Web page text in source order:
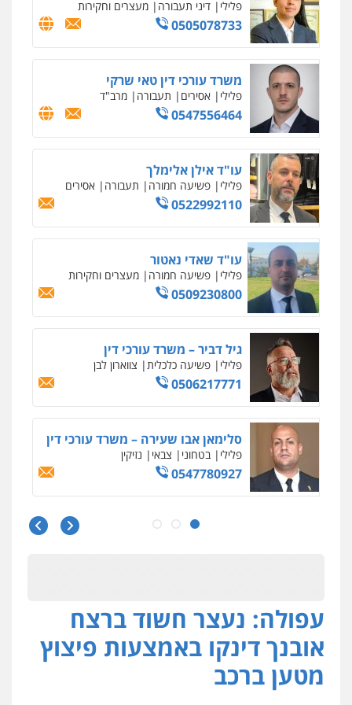
פלילי דיני תעבורה מעצרים וחקירות
0505078733
משרד עורכי דין טאי שרקי
פלילי אסירים תעבורה מרב"ד
0547556464
עו"ד אילן אלימלך
פלילי פשיעה חמורה תעבורה אסירים
0522992110
עו"ד שאדי נאטור
פלילי פשיעה חמורה מעצרים וחקירות
0509230800
גיל דביר – משרד עורכי דין
פלילי פשיעה כלכלית צווארון לבן
0506217771
סלימאן אבו שעירה – משרד עורכי דין
פלילי בטחוני צבאי נזיקין
0547780927
עו"ד אסף גונן
מעצרים
גל דהן – משרד עורך דין פלילי
פלילי פשיעה חמורה סמים מעצרים
וחקירות
0544723840
עפולה: נעצר חשוד ברצח
אובנך דינקו באמצעות פיצוץ
מטען ברכב